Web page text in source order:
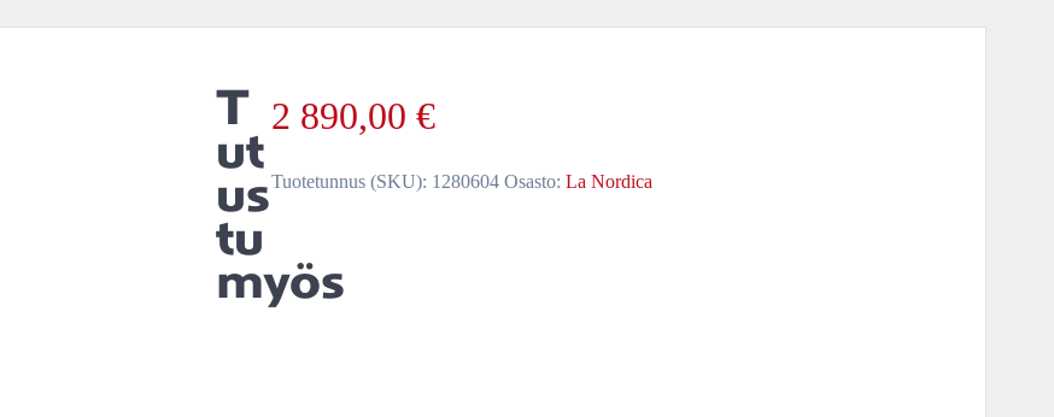
2 890,00 €
Tuotetunnus (SKU): 1280604 Osasto: La Nordica
T
ut
us
tu
myös